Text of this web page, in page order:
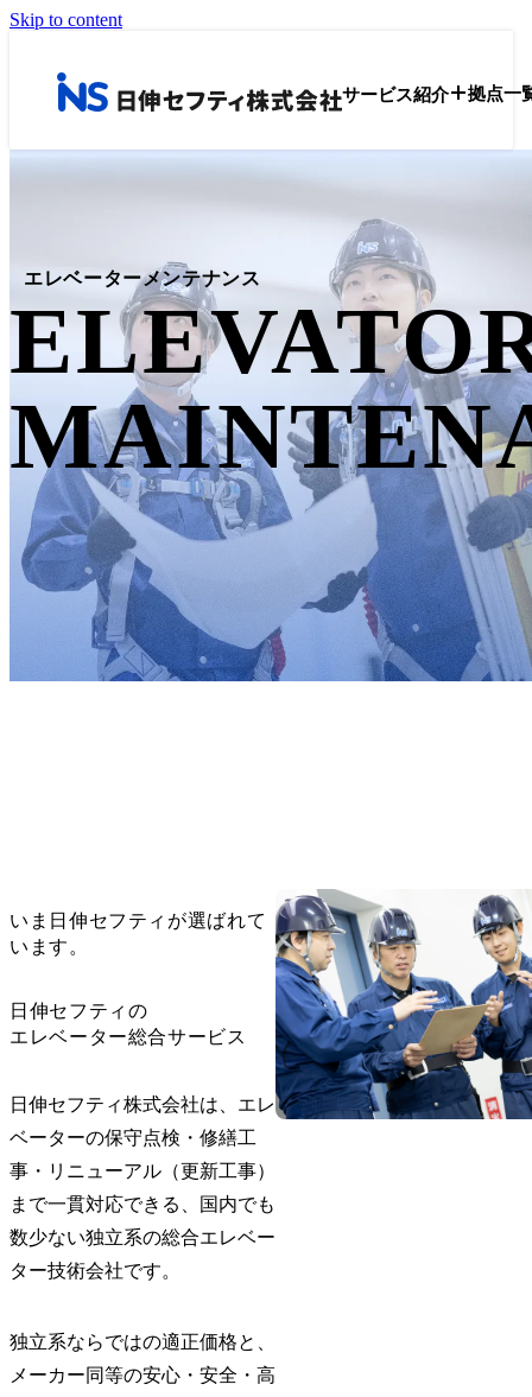
Skip to content
サービス紹介 拠点一
エレベーターメンテナンス
いま日伸セフティが選ばれて
います。
日伸セフティの
エレベーター総合サービス
日伸セフティ株式会社は、エレ
ベーターの保守点検・修繕工
事・リニューアル（更新工事）
まで一貫対応できる、国内でも
数少ない独立系の総合エレベー
ター技術会社です。
独立系ならではの適正価格と、
メーカー同等の安心・安全・高